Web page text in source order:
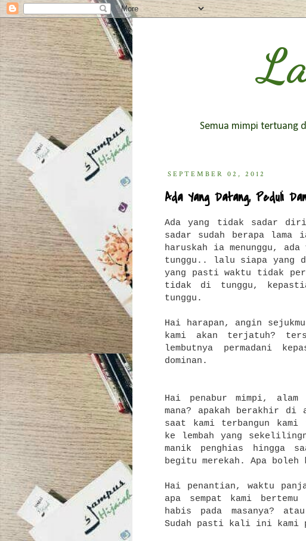
Semua mimpi tertuang
SEPTEMBER 02, 2012
Ada Yang Datang, Peduli
Ada yang tidak sadar
sadar sudah berapa lama
haruskah ia menunggu,
tunggu..
lalu siapa yang
yang pasti waktu tidak
tidak di tunggu,
tunggu.
Hai harapan, angin sejukmu
kami akan terjatuh?
lembutnya permadani
dominan.
Hai penabur mimpi, alam
mana? apakah berakhir
saat kami terbangun kami
ke lembah yang sekel
manik penghias hingga
begitu merekah. Apa boleh
Hai penantian, waktu
apa sempat kami
habis pada masanya?
Sudah pasti kali ini kami